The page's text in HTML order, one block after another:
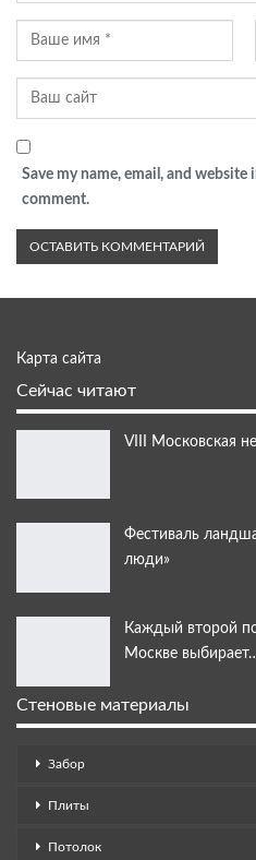
Save my name, email, and website
comment.
Карта сайта
Сейчас читают
VIII Московская
Фестиваль
люди»
Каждый второй
Москве
Стеновые материалы
Забор
Плиты
Потолок